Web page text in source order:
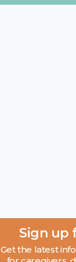
Sign up
Get the latest